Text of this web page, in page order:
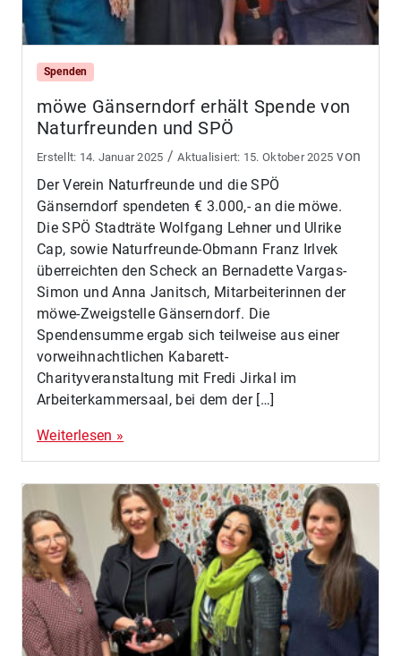
Spenden
möwe Gänserndorf erhält Spende von
Naturfreunden und SPÖ
14. Januar 2025 / 15. Oktober 2025 von
Der Verein Naturfreunde und die SPÖ
Gänserndorf spendeten € 3.000,- an die möwe.
Die SPÖ Stadträte Wolfgang Lehner und Ulrike
Cap, sowie Naturfreunde-Obmann Franz Irlvek
überreichten den Scheck an Bernadette Vargas-
Simon und Anna Janitsch, Mitarbeiterinnen der
möwe-Zweigstelle Gänserndorf. Die
Spendensumme ergab sich teilweise aus einer
vorweihnachtlichen Kabarett-
Charityveranstaltung mit Fredi Jirkal im
Arbeiterkammersaal, bei dem der […]
Weiterlesen »